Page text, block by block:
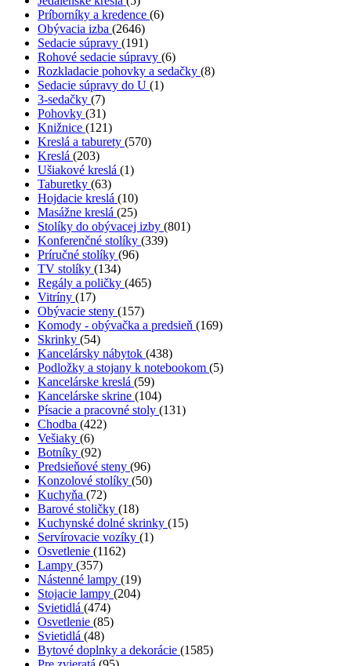
Príborníky a kredence (6)
Obývacia izba (2646)
Sedacie súpravy (191)
Rohové sedacie súpravy (6)
Rozkladacie pohovky a sedačky (8)
Sedacie súpravy do U (1)
3-sedačky (7)
Pohovky (31)
Knižnice (121)
Kreslá a taburety (570)
Kreslá (203)
Ušiakové kreslá (1)
Taburetky (63)
Hojdacie kreslá (10)
Masážne kreslá (25)
Stolíky do obývacej izby (801)
Konferenčné stolíky (339)
Príručné stolíky (96)
TV stolíky (134)
Regály a poličky (465)
Vitríny (17)
Obývacie steny (157)
Komody - obývačka a predsieň (169)
Skrinky (54)
Kancelársky nábytok (438)
Podložky a stojany k notebookom (5)
Kancelárske kreslá (59)
Kancelárske skrine (104)
Písacie a pracovné stoly (131)
Chodba (422)
Vešiaky (6)
Botníky (92)
Predsieňové steny (96)
Konzolové stolíky (50)
Kuchyňa (72)
Barové stoličky (18)
Kuchynské dolné skrinky (15)
Servírovacie vozíky (1)
Osvetlenie (1162)
Lampy (357)
Nástenné lampy (19)
Stojacie lampy (204)
Svietidlá (474)
Osvetlenie (85)
Svietidlá (48)
Bytové doplnky a dekorácie (1585)